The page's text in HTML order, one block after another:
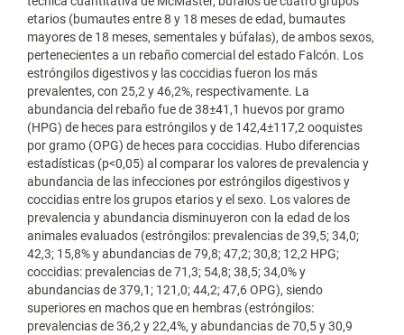
etarios (bumautes entre 8 y 18 meses de edad, bumautes
mayores de 18 meses, sementales y búfalas), de ambos sexos,
pertenecientes a un rebaño comercial del estado Falcón. Los
estróngilos digestivos y las coccidias fueron los más
prevalentes, con 25,2 y 46,2%, respectivamente. La
abundancia del rebaño fue de 38±41,1 huevos por gramo
(HPG) de heces para estróngilos y de 142,4±117,2 ooquistes
por gramo (OPG) de heces para coccidias. Hubo diferencias
estadísticas (p<0,05) al comparar los valores de prevalencia y
abundancia de las infecciones por estróngilos digestivos y
coccidias entre los grupos etarios y el sexo. Los valores de
prevalencia y abundancia disminuyeron con la edad de los
animales evaluados (estróngilos: prevalencias de 39,5; 34,0;
42,3; 15,8% y abundancias de 79,8; 47,2; 30,8; 12,2 HPG;
coccidias: prevalencias de 71,3; 54,8; 38,5; 34,0% y
abundancias de 379,1; 121,0; 44,2; 47,6 OPG), siendo
superiores en machos que en hembras (estróngilos:
prevalencias de 36,2 y 22,4%, y abundancias de 70,5 y 30,9